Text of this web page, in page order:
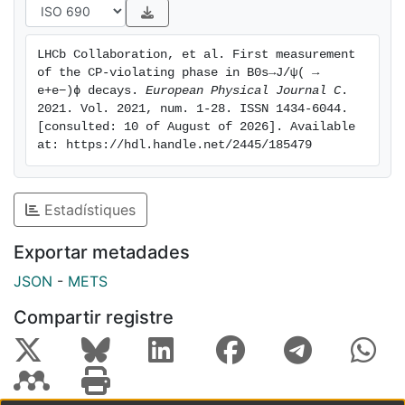
LHCb Collaboration, et al. First measurement
of the CP-violating phase in B0s→J/ψ( →
e+e−)ϕ decays. European Physical Journal C .
2021. Vol. 2021, num. 1-28. ISSN 1434-6044.
[consulted: 10 of August of 2026]. Available
at: https://hdl.handle.net/2445/185479
Estadístiques
Exportar metadades
JSON - METS
Compartir registre